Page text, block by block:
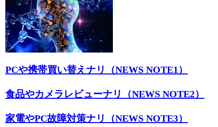
PCや携帯買い替えナリ（NEWS NOTE1）
食品やカメラレビューナリ（NEWS NOTE2）
家電やPC故障対策ナリ（NEWS NOTE3）